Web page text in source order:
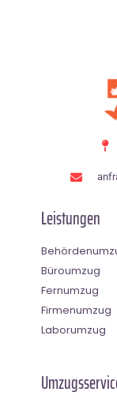
Leistungen
Büroumzug
Fernumzug
Firmenumzug
Laborumzug